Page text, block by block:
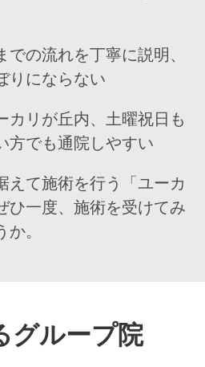
での流れを丁寧に説明、
りにならない
カリが丘内、土曜祝日も
方でも通院しやすい
えて施術を行う「ユーカ
ひ一度、施術を受けてみ
。
グループ院